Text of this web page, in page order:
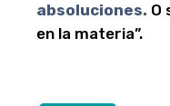
absoluciones. O
en la materia”.